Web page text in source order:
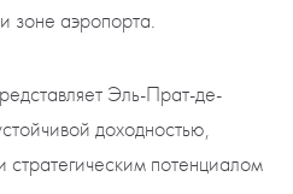
зоне аэропорта.
Эль-Прат-де-
доходностью,
стратегическим потенциалом